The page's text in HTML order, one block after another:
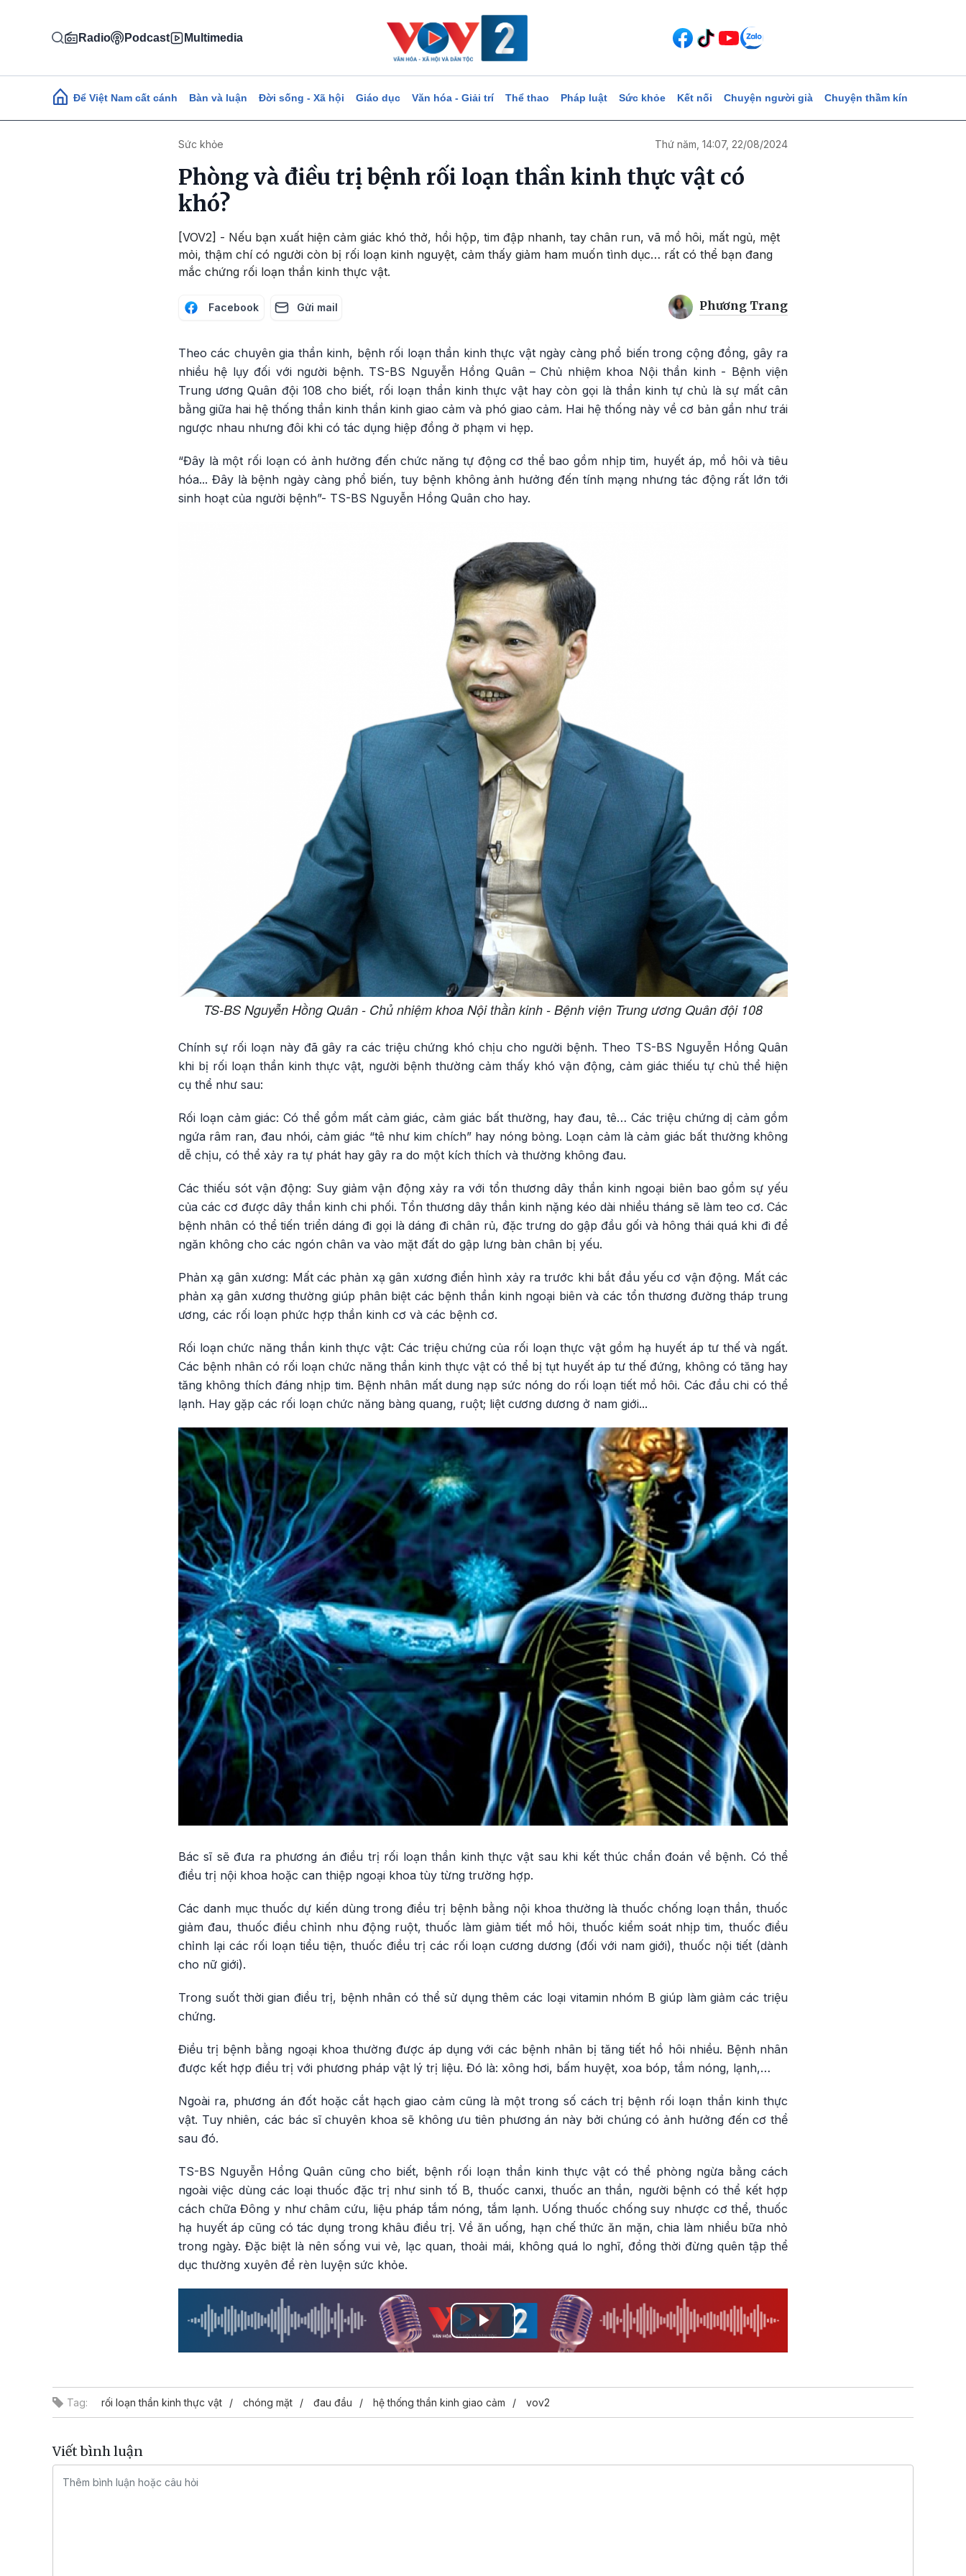
Radio Podcast Multimedia
Main navigation
Để Việt Nam cất cánh Bàn và luận Đời sống - Xã hội Giáo dục Văn hóa - Giải trí Thể thao Pháp luật Sức khỏe Kết nối Chuyện người già Chuyện thầm kín
Sức khỏe Thứ năm, 14:07, 22/08/2024
Phòng và điều trị bệnh rối loạn thần kinh thực vật có
khó?
[VOV2] - Nếu bạn xuất hiện cảm giác khó thở, hồi hộp, tim đập nhanh, tay chân run, vã mồ hôi, mất ngủ, mệt
mỏi, thậm chí có người còn bị rối loạn kinh nguyệt, cảm thấy giảm ham muốn tình dục… rất có thể bạn đang
mắc chứng rối loạn thần kinh thực vật.
Facebook Gửi mail Phương Trang
Theo các chuyên gia thần kinh, bệnh rối loạn thần kinh thực vật ngày càng phổ biến trong cộng đồng, gây ra
nhiều hệ lụy đối với người bệnh. TS-BS Nguyễn Hồng Quân – Chủ nhiệm khoa Nội thần kinh - Bệnh viện
Trung ương Quân đội 108 cho biết, rối loạn thần kinh thực vật hay còn gọi là thần kinh tự chủ là sự mất cân
bằng giữa hai hệ thống thần kinh thần kinh giao cảm và phó giao cảm. Hai hệ thống này về cơ bản gần như trái
ngược nhau nhưng đôi khi có tác dụng hiệp đồng ở phạm vi hẹp.
“Đây là một rối loạn có ảnh hưởng đến chức năng tự động cơ thể bao gồm nhịp tim, huyết áp, mồ hôi và tiêu
hóa... Đây là bệnh ngày càng phổ biến, tuy bệnh không ảnh hưởng đến tính mạng nhưng tác động rất lớn tới
sinh hoạt của người bệnh”- TS-BS Nguyễn Hồng Quân cho hay.
TS-BS Nguyễn Hồng Quân - Chủ nhiệm khoa Nội thần kinh - Bệnh viện Trung ương Quân đội 108
Chính sự rối loạn này đã gây ra các triệu chứng khó chịu cho người bệnh. Theo TS-BS Nguyễn Hồng Quân
khi bị rối loạn thần kinh thực vật, người bệnh thường cảm thấy khó vận động, cảm giác thiếu tự chủ thể hiện
cụ thể như sau:
Rối loạn cảm giác: Có thể gồm mất cảm giác, cảm giác bất thường, hay đau, tê… Các triệu chứng dị cảm gồm
ngứa râm ran, đau nhói, cảm giác “tê như kim chích” hay nóng bỏng. Loạn cảm là cảm giác bất thường không
dễ chịu, có thể xảy ra tự phát hay gây ra do một kích thích và thường không đau.
Các thiếu sót vận động: Suy giảm vận động xảy ra với tổn thương dây thần kinh ngoại biên bao gồm sự yếu
của các cơ được dây thần kinh chi phối. Tổn thương dây thần kinh nặng kéo dài nhiều tháng sẽ làm teo cơ. Các
bệnh nhân có thể tiến triển dáng đi gọi là dáng đi chân rủ, đặc trưng do gập đầu gối và hông thái quá khi đi để
ngăn không cho các ngón chân va vào mặt đất do gập lưng bàn chân bị yếu.
Phản xạ gân xương: Mất các phản xạ gân xương điển hình xảy ra trước khi bắt đầu yếu cơ vận động. Mất các
phản xạ gân xương thường giúp phân biệt các bệnh thần kinh ngoại biên và các tổn thương đường tháp trung
ương, các rối loạn phức hợp thần kinh cơ và các bệnh cơ.
Rối loạn chức năng thần kinh thực vật: Các triệu chứng của rối loạn thực vật gồm hạ huyết áp tư thế và ngất.
Các bệnh nhân có rối loạn chức năng thần kinh thực vật có thể bị tụt huyết áp tư thế đứng, không có tăng hay
tăng không thích đáng nhịp tim. Bệnh nhân mất dung nạp sức nóng do rối loạn tiết mồ hôi. Các đầu chi có thể
lạnh. Hay gặp các rối loạn chức năng bàng quang, ruột; liệt cương dương ở nam giới...
Bác sĩ sẽ đưa ra phương án điều trị rối loạn thần kinh thực vật sau khi kết thúc chẩn đoán về bệnh. Có thể
điều trị nội khoa hoặc can thiệp ngoại khoa tùy từng trường hợp.
Các danh mục thuốc dự kiến dùng trong điều trị bệnh bằng nội khoa thường là thuốc chống loạn thần, thuốc
giảm đau, thuốc điều chỉnh nhu động ruột, thuốc làm giảm tiết mồ hôi, thuốc kiểm soát nhịp tim, thuốc điều
chỉnh lại các rối loạn tiểu tiện, thuốc điều trị các rối loạn cương dương (đối với nam giới), thuốc nội tiết (dành
cho nữ giới).
Trong suốt thời gian điều trị, bệnh nhân có thể sử dụng thêm các loại vitamin nhóm B giúp làm giảm các triệu
chứng.
Điều trị bệnh bằng ngoại khoa thường được áp dụng với các bệnh nhân bị tăng tiết hồ hôi nhiều. Bệnh nhân
được kết hợp điều trị với phương pháp vật lý trị liệu. Đó là: xông hơi, bấm huyệt, xoa bóp, tắm nóng, lạnh,…
Ngoài ra, phương án đốt hoặc cắt hạch giao cảm cũng là một trong số cách trị bệnh rối loạn thần kinh thực
vật. Tuy nhiên, các bác sĩ chuyên khoa sẽ không ưu tiên phương án này bởi chúng có ảnh hưởng đến cơ thể
sau đó.
TS-BS Nguyễn Hồng Quân cũng cho biết, bệnh rối loạn thần kinh thực vật có thể phòng ngừa bằng cách
ngoài việc dùng các loại thuốc đặc trị như sinh tố B, thuốc canxi, thuốc an thần, người bệnh có thể kết hợp
cách chữa Đông y như châm cứu, liệu pháp tắm nóng, tắm lạnh. Uống thuốc chống suy nhược cơ thể, thuốc
hạ huyết áp cũng có tác dụng trong khâu điều trị. Về ăn uống, hạn chế thức ăn mặn, chia làm nhiều bữa nhỏ
trong ngày. Đặc biệt là nên sống vui vẻ, lạc quan, thoải mái, không quá lo nghĩ, đồng thời đừng quên tập thể
dục thường xuyên để rèn luyện sức khỏe.
Play
Tag: rối loạn thần kinh thực vật chóng mặt đau đầu hệ thống thần kinh giao cảm vov2
Viết bình luận